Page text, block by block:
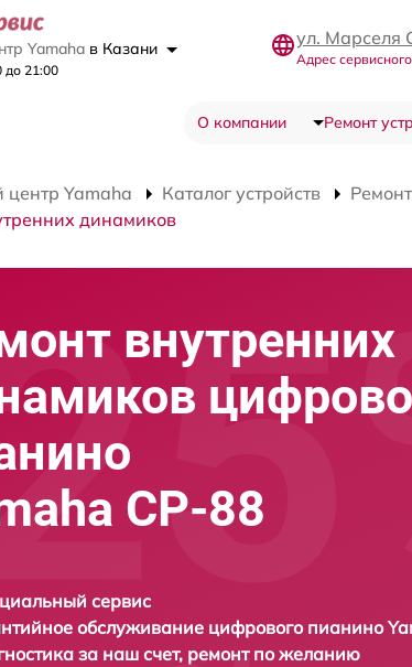
Yamaha в Казани
до 21:00
ул. Марселя
Адрес
О компании Ремонт
Yamaha Каталог устройств
динамиков
внутренних
CP-88
сервис
обслуживание цифрового пианино
за наш счет, ремонт по желанию